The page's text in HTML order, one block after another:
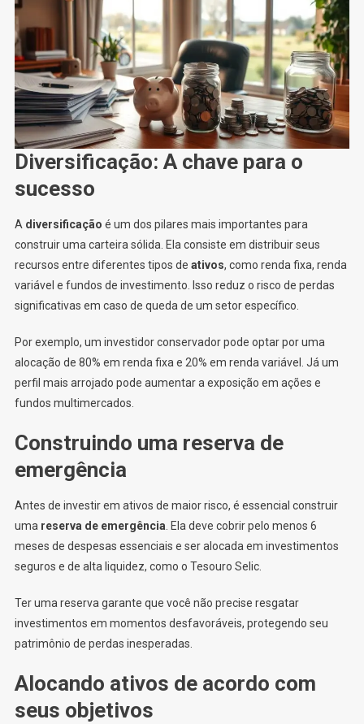
Diversificação: A chave para o
sucesso
A diversificação é um dos pilares mais importantes para
construir uma carteira sólida. Ela consiste em distribuir seus
recursos entre diferentes tipos de ativos, como renda fixa, renda
variável e fundos de investimento. Isso reduz o risco de perdas
significativas em caso de queda de um setor específico.
Por exemplo, um investidor conservador pode optar por uma
alocação de 80% em renda fixa e 20% em renda variável. Já um
perfil mais arrojado pode aumentar a exposição em ações e
fundos multimercados.
Construindo uma reserva de
emergência
Antes de investir em ativos de maior risco, é essencial construir
uma reserva de emergência . Ela deve cobrir pelo menos 6
meses de despesas essenciais e ser alocada em investimentos
seguros e de alta liquidez, como o Tesouro Selic.
Ter uma reserva garante que você não precise resgatar
investimentos em momentos desfavoráveis, protegendo seu
patrimônio de perdas inesperadas.
Alocando ativos de acordo com
seus objetivos